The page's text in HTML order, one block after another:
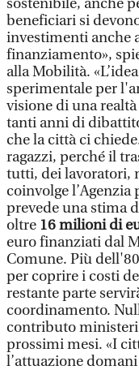
sostenibile, anche
beneficiari si
investimenti anche
finanziamento»,
alla Mobilità.
sperimentale per
visione di una
tanti anni di
che la città ci
ragazzi, perché il
tutti, dei lavoratori,
coinvolge l’Agenzia
prevede una stima
oltre 16 milioni di
euro finanziati dal
Comune. Più
per coprire i costi
restante parte
coordinamento.
contributo
prossimi mesi. «I
l’attuazione